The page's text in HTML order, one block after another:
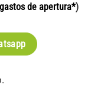
gastos de apertura*)